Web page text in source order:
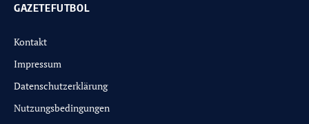
GAZETEFUTBOL
Kontakt
Impressum
Datenschutzerklärung
Nutzungsbedingungen